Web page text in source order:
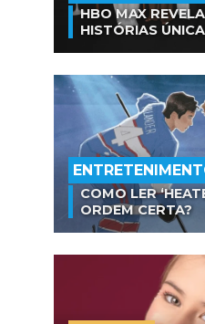
HBO MAX
HISTÓRIAS
COMO LER
ORDEM CERTA?